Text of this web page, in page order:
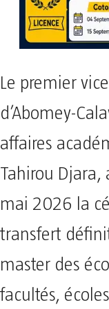
Le premier
d’Abomey-
affaires
Tahirou Djara,
mai 2026 la
transfert
master des
facultés,